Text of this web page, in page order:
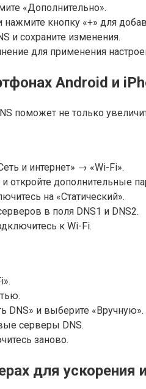
«Дополнительно».
нажмите кнопку «+» для
и сохраните изменения.
для применения
Android и
поможет не только
и интернет» → «Wi-Fi».
откройте дополнительные
на «Статический».
в поля DNS1 и DNS2.
к Wi-Fi.
DNS» и выберите «Вручную».
серверы DNS.
заново.
для ускорения